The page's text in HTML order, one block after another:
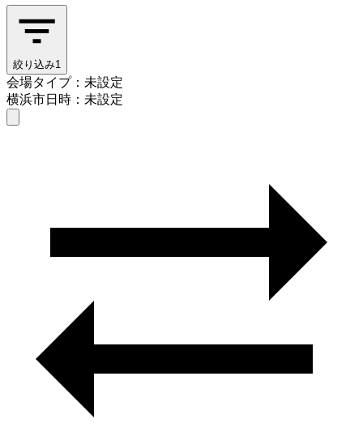
絞り込み1
会場タイプ：未設定
横浜市日時：未設定